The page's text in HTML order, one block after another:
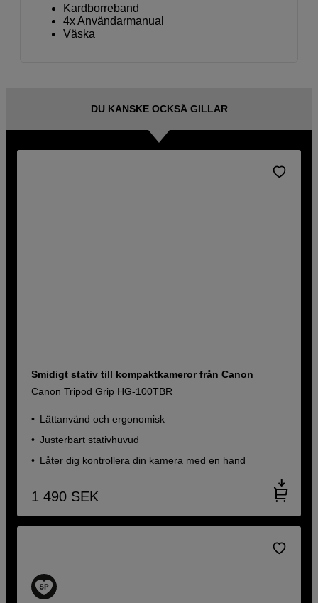
Kardborreband
4x Användarmanual
Väska
DU KANSKE OCKSÅ GILLAR
Smidigt stativ till kompaktkameror från Canon
Canon Tripod Grip HG-100TBR
Lättanvänd och ergonomisk
Justerbart stativhuvud
Låter dig kontrollera din kamera med en hand
1 490 SEK